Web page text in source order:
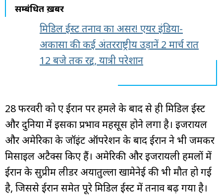
सम्बंधित ख़बरें
मिडिल ईस्ट तनाव का असर! एयर इंडिया-
अकासा की कई अंतरराष्ट्रीय उड़ानें 2 मार्च रात
12 बजे तक रद्द, यात्री परेशान
28 फरवरी को हुए ईरान पर हमले के बाद से ही मिडिल ईस्ट
और दुनिया में इसका प्रभाव महसूस होने लगा है। इजरायल
और अमेरिका के जॉइंट ऑपरेशन के बाद ईरान ने भी जमकर
मिसाइल अटैक्स किए हैं। अमेरिकी और इजरायली हमलों में
ईरान के सुप्रीम लीडर अयातुल्ला खामेनेई की भी मौत हो गई
है, जिससे ईरान समेत पूरे मिडिल ईस्ट में तनाव बढ़ गया है।